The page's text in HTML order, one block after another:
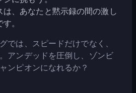
は、あなたと黙示録の間の激し
。
では、スピードだけでなく、
アンデッドを圧倒し、ゾンビ
ンピオンになれるか？